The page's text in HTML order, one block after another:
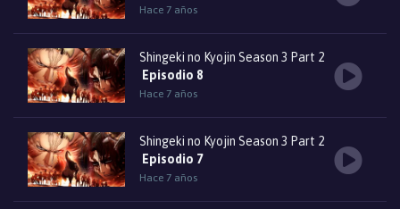
Hace 7 años
Shingeki no Kyojin Season 3 Part 2
Episodio 8
Hace 7 años
Shingeki no Kyojin Season 3 Part 2
Episodio 7
Hace 7 años